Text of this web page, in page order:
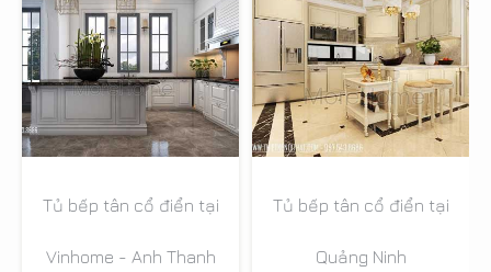
Tủ bếp tân cổ điển tại
Vinhome - Anh Thanh
Tủ bếp tân cổ điển tại
Quảng Ninh